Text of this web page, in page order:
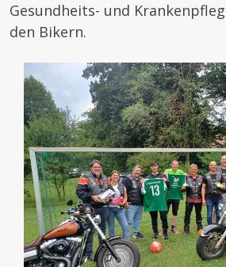
Gesundheits- und
den Bikern.